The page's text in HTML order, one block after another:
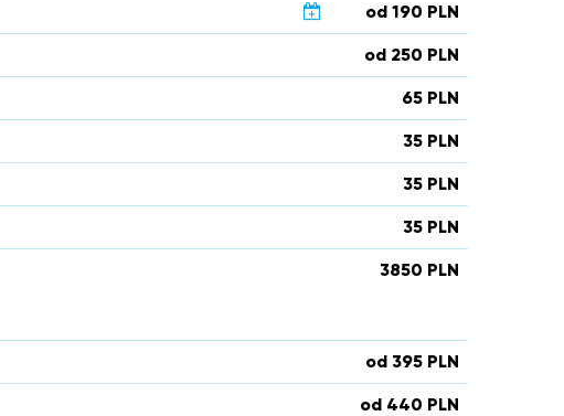
od 190 PLN
od 250 PLN
65 PLN
35 PLN
35 PLN
35 PLN
3850 PLN
od 395 PLN
od 440 PLN